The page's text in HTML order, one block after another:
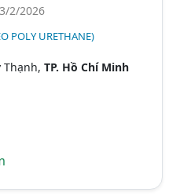
2/2026
POLY URETHANE)
Thạnh,TP. Hồ Chí Minh